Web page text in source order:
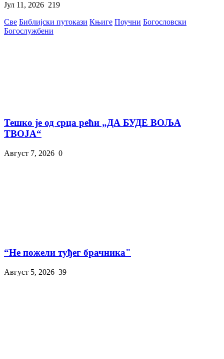
Јул 11, 2026 219
Све Библијски путокази Књиге Поучни Богословски
Богослужбени
Тешко је од срца рећи „ДА БУДЕ ВОЉА
ТВОЈА“
Август 7, 2026 0
“Не пожели туђег брачника"
Август 5, 2026 39